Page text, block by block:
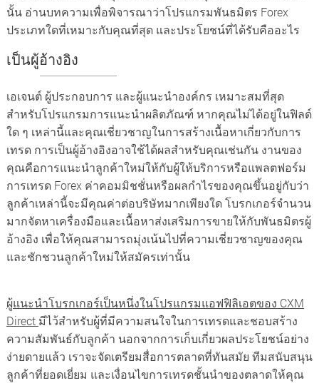
นั้น อ่านบทความเพื่อพิจารณาว่าโปรแกรมพันธมิตร Forex
ประเภทใดที่เหมาะกับคุณที่สุด และประโยชน์ที่ได้รับคืออะไร
เป็นผู้อ้างอิง
เอเจนต์ ผู้ประกอบการ และผู้แนะนำองค์กร เหมาะสมที่สุด
สำหรับโปรแกรมการแนะนำผลิตภัณฑ์ หากคุณไม่ได้อยู่ในฟิลด์
ใด ๆ เหล่านี้และคุณเชี่ยวชาญในการสร้างเนื้อหาเกี่ยวกับการ
เทรด การเป็นผู้อ้างอิงอาจใช้ได้ผลสำหรับคุณเช่นกัน งานของ
คุณคือการแนะนำลูกค้าใหม่ให้กับผู้ให้บริการหรือแพลตฟอร์ม
การเทรด Forex ค่าคอมมิชชั่นหรือผลกำไรของคุณขึ้นอยู่กับว่า
ลูกค้าเหล่านี้จะมีคุณค่าต่อบริษัทมากเพียงใด โบรกเกอร์จำนวน
มากจัดหาเครื่องมือและเนื้อหาส่งเสริมการขายให้กับพันธมิตรผู้
อ้างอิง เพื่อให้คุณสามารถมุ่งเน้นไปที่ความเชี่ยวชาญของคุณ
และชักชวนลูกค้าใหม่ให้สมัครเท่านั้น
ผู้แนะนำโบรกเกอร์เป็นหนึ่งในโปรแกรมแอฟฟิลิเอตของ CXM
Direct มีไว้สำหรับผู้ที่มีความสนใจในการเทรดและชอบสร้าง
ความสัมพันธ์กับลูกค้า นอกจากการเก็บเกี่ยวผลประโยชน์อย่าง
ง่ายดายแล้ว เราจะจัดเตรียมสื่อการตลาดที่ทันสมัย ทีมสนับสนุน
ลูกค้าที่ยอดเยี่ยม และเงื่อนไขการเทรดชั้นนำของตลาดให้คุณ